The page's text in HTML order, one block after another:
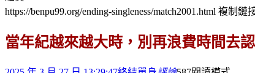
https://benpu99.org/ending-singleness/match2001.html 複制鏈
當年紀越來越大時，別再浪費時間去